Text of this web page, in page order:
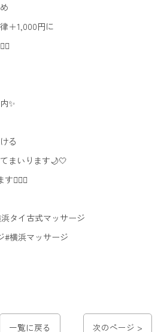
＋1,000円に
✨
る
まいります🌙🤍
🙇🏼‍♀️
タイ古式マッサージ
#横浜マッサージ
一覧に戻る 次のページ >